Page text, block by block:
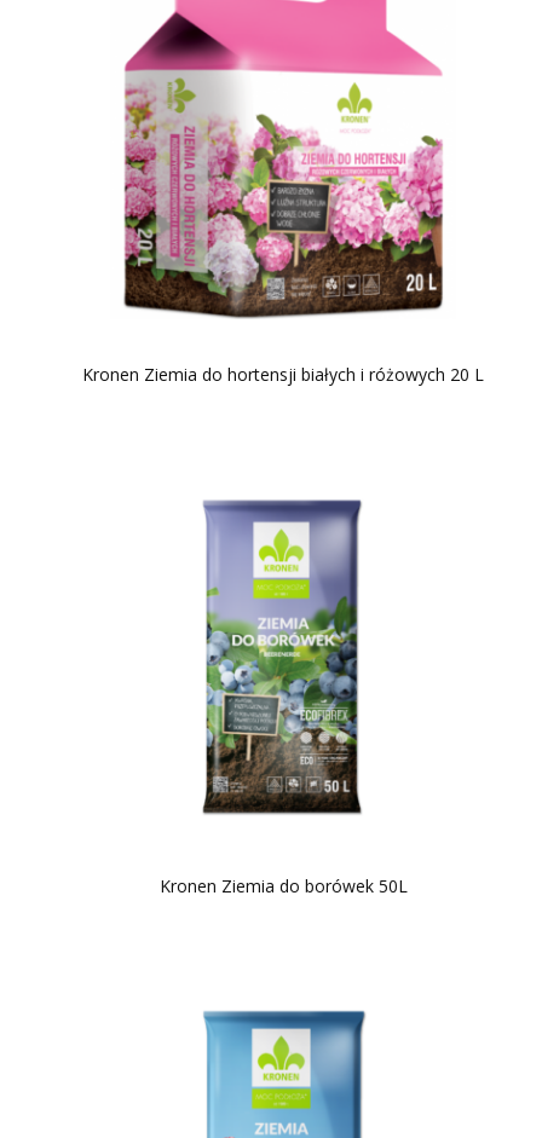
Kronen Ziemia do hortensji białych i różowych 20 L
Kronen Ziemia do borówek 50L